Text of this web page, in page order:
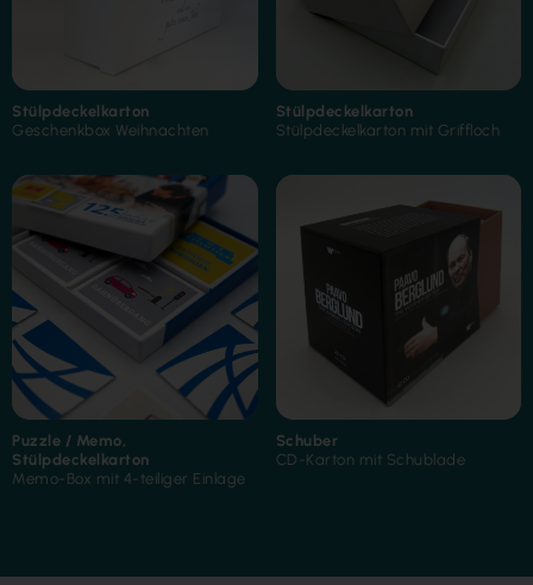
Stülpdeckelkarton
Geschenkbox Weihnachten
Stülpdeckelkarton
Stülpdeckelkarton mit Griffloch
Puzzle / Memo,
Stülpdeckelkarton
Memo-Box mit 4-teiliger Einlage
Schuber
CD-Karton mit Schublade